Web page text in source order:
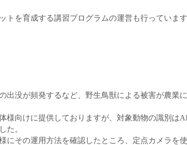
を育成する講習プログラムの運営も行っています
没が頻発するなど、野生鳥獣による被害が農業
向けに提供しておりますが、対象動物の識別は
た。
その運用方法を確認したところ、定点カメラを